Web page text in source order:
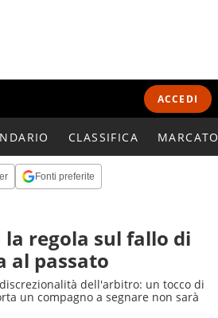
ACCEDI
CLASSIFICA
Fonti preferite
la regola sul fallo di
al passato
dell'arbitro: un tocco di
un compagno a segnare non sarà